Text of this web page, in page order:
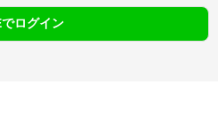
ログイン